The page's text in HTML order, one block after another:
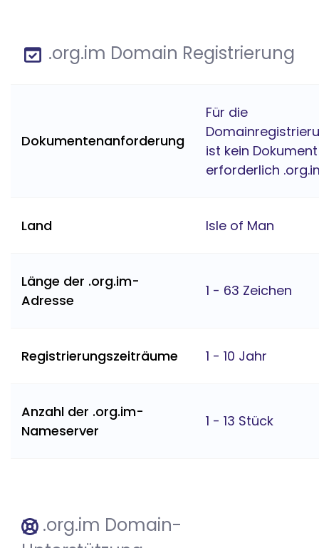
.org.im Domain Registrierung
Dokumentenanforderung
Für die
ist kein Dokument
erforderlich
Land Isle of Man
Länge der .org.im-
Adresse
1 - 63 Zeichen
Registrierungszeiträume 1 - 10 Jahr
Anzahl der .org.im-
Nameserver
1 - 13 Stück
.org.im Domain-